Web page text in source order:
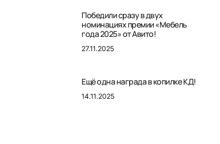
Победили сразу в двух
номинациях премии «Мебель
года 2025» от Авито!
27.11.2025
Ещё одна награда в копилке КД!
14.11.2025